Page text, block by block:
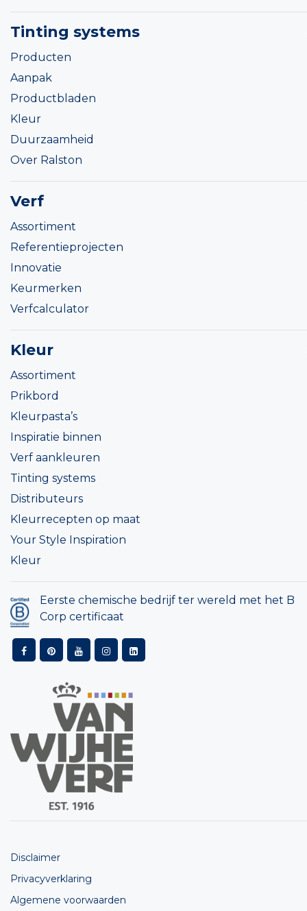
Tinting systems
Producten
Aanpak
Productbladen
Kleur
Duurzaamheid
Over Ralston
Verf
Assortiment
Referentieprojecten
Innovatie
Keurmerken
Verfcalculator
Kleur
Assortiment
Prikbord
Kleurpasta’s
Inspiratie binnen
Verf aankleuren
Tinting systems
Distributeurs
Kleurrecepten op maat
Your Style Inspiration
Kleur
Eerste chemische bedrijf ter wereld met het B
Corp certificaat
Disclaimer
Privacyverklaring
Algemene voorwaarden